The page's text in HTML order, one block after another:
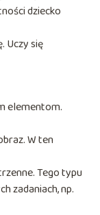
dziecko
Uczy się
elementom.
W ten
Tego typu
zadaniach, np.